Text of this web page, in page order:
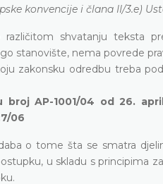
konvencije i člana II/3.e)
shvatanju teksta
stanovište, nema povrede
zakonsku odredbu treba
AP-1001/04 od 26.
06
o tome šta se smatra
u skladu s principima